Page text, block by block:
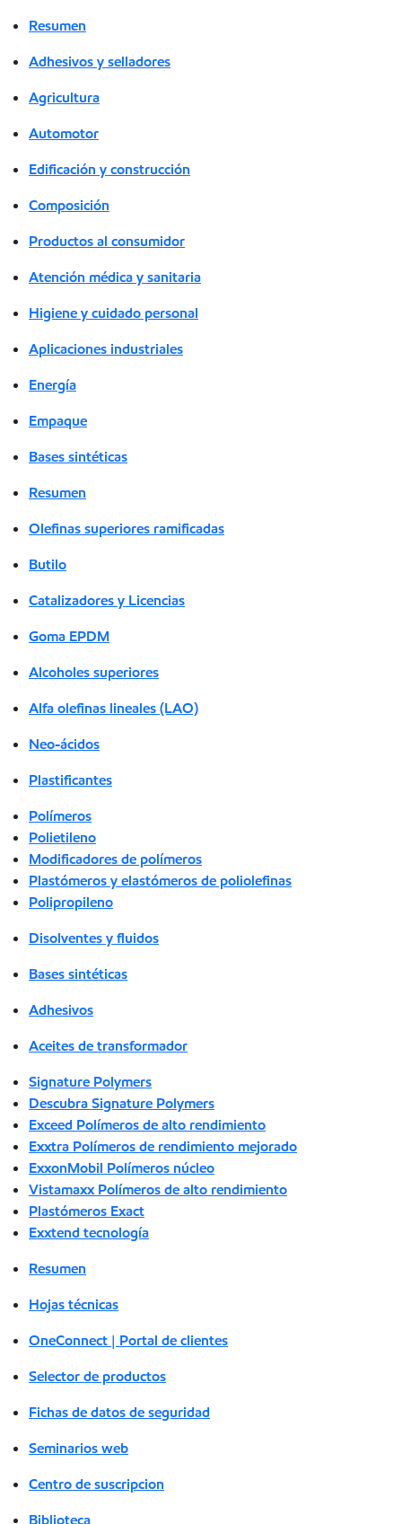
Resumen
Adhesivos y selladores
Agricultura
Automotor
Edificación y construcción
Composición
Productos al consumidor
Atención médica y sanitaria
Higiene y cuidado personal
Aplicaciones industriales
Energía
Empaque
Bases sintéticas
Resumen
Olefinas superiores ramificadas
Butilo
Catalizadores y Licencias
Goma EPDM
Alcoholes superiores
Alfa olefinas lineales (LAO)
Neo-ácidos
Plastificantes
Polímeros
Polietileno
Modificadores de polímeros
Plastómeros y elastómeros de poliolefinas
Polipropileno
Disolventes y fluidos
Bases sintéticas
Adhesivos
Aceites de transformador
Signature Polymers
Descubra Signature Polymers
Exceed Polímeros de alto rendimiento
Exxtra Polímeros de rendimiento mejorado
ExxonMobil Polímeros núcleo
Vistamaxx Polímeros de alto rendimiento
Plastómeros Exact
Exxtend tecnología
Resumen
Hojas técnicas
OneConnect | Portal de clientes
Selector de productos
Fichas de datos de seguridad
Seminarios web
Centro de suscripcion
Biblioteca